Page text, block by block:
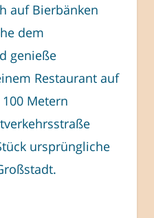
auf Bierbänken
dem
genieße
Restaurant auf
Metern
ursprüngliche